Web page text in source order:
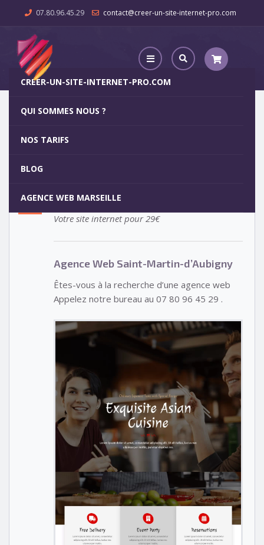
07.80.96.45.29 contact@creer-un-site-internet-pro.com
CREER-UN-SITE-INTERNET-PRO.COM
QUI SOMMES NOUS ?
NOS TARIFS
BLOG
AGENCE WEB MARSEILLE
Agence Web Saint-Martin-d’Aubigny
5
Votre site internet pour 29€
Agence Web Saint-Martin-d’Aubigny
Êtes-vous à la recherche d’une agence web
Appelez notre bureau au 07 80 96 45 29 .